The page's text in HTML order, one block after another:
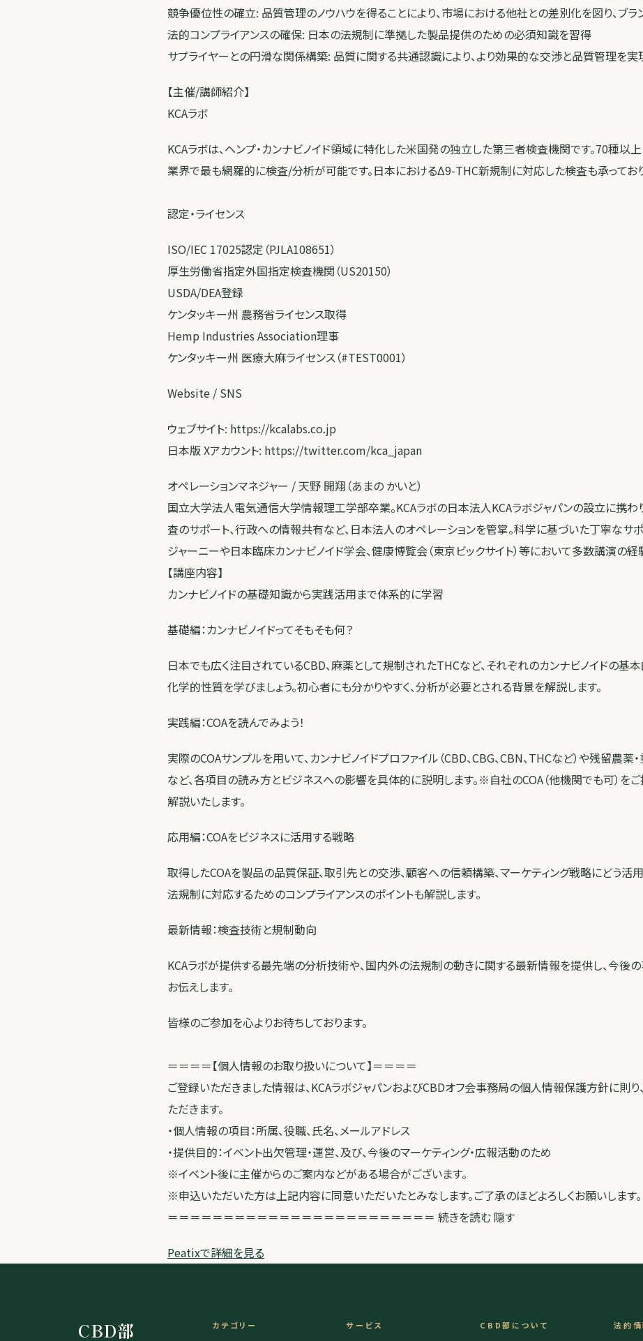
競争優位性の確立: 品質管理のノウハウを得ることにより、市場における他社との差別化を図り、ブラ
法的コンプライアンスの確保: 日本の法規制に準拠した製品提供のための必須知識を習得
サプライヤーとの円滑な関係構築: 品質に関する共通認識により、より効果的な交渉と品質管理を実
【主催/講師紹介】
KCAラボ
KCAラボは、ヘンプ・カンナビノイド領域に特化した米国発の独立した第三者検査機関です。70種以上
業界で最も網羅的に検査/分析が可能です。日本におけるΔ9-THC新規制に対応した検査も承っており
認定・ライセンス
ISO/IEC 17025認定（PJLA108651）
厚生労働省指定外国指定検査機関（US20150）
USDA/DEA登録
ケンタッキー州 農務省ライセンス取得
Hemp Industries Association理事
ケンタッキー州 医療大麻ライセンス（#TEST0001）
Website / SNS
ウェブサイト: https://kcalabs.co.jp
日本版 Xアカウント: https://twitter.com/kca_japan
オペレーションマネジャー / 天野 開翔（あまの かいと）
国立大学法人電気通信大学情報理工学部卒業。KCAラボの日本法人KCAラボジャパンの設立に携わ
査のサポート、行政への情報共有など、日本法人のオペレーションを管掌。科学に基づいた丁寧なサ
ジャーニーや日本臨床カンナビノイド学会、健康博覧会（東京ビックサイト）等において多数講演の経
【講座内容】
カンナビノイドの基礎知識から実践活用まで体系的に学習
基礎編：カンナビノイドってそもそも何？
日本でも広く注目されているCBD、麻薬として規制されたTHCなど、それぞれのカンナビノイドの基
化学的性質を学びましょう。初心者にも分かりやすく、分析が必要とされる背景を解説します。
実践編：COAを読んでみよう！
実際のCOAサンプルを用いて、カンナビノイドプロファイル（CBD、CBG、CBN、THCなど）や残留農薬
など、各項目の読み方とビジネスへの影響を具体的に説明します。※自社のCOA（他機関でも可）を
解説いたします。
応用編：COAをビジネスに活用する戦略
取得したCOAを製品の品質保証、取引先との交渉、顧客への信頼構築、マーケティング戦略にどう活
法規制に対応するためのコンプライアンスのポイントも解説します。
最新情報：検査技術と規制動向
KCAラボが提供する最先端の分析技術や、国内外の法規制の動きに関する最新情報を提供し、今後
お伝えします。
皆様のご参加を心よりお待ちしております。
＝＝＝＝【個人情報のお取り扱いについて】＝＝＝＝
ご登録いただきました情報は、KCAラボジャパンおよびCBDオフ会事務局の個人情報保護方針に則り
ただきます。
・個人情報の項目：所属、役職、氏名、メールアドレス
・提供目的：イベント出欠管理・運営、及び、今後のマーケティング・広報活動のため
※イベント後に主催からのご案内などがある場合がございます。
※申込いただいた方は上記内容に同意いただいたとみなします。ご了承のほどよろしくお願いします。
＝＝＝＝＝＝＝＝＝＝＝＝＝＝＝＝＝＝＝＝＝＝＝＝ 続きを読む 隠す
Peatixで詳細を見る
CBD部 カテゴリー サービス CBD部について 法的情